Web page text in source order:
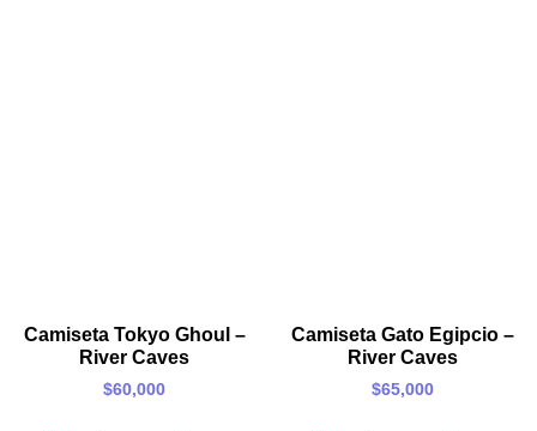
Camiseta Tokyo Ghoul –
River Caves
$60,000
Camiseta Gato Egipcio –
River Caves
$65,000